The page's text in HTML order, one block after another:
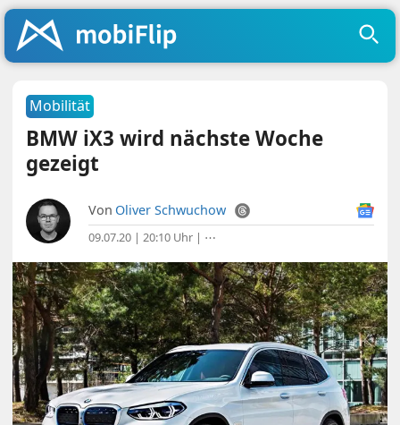
Mobilität
BMW iX3 wird nächste Woche
gezeigt
Von Oliver Schwuchow
09.07.20 | 20:10 Uhr | ⋯